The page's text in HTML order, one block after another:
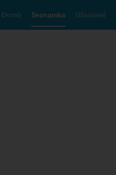
Domů Seznamka Uživatelé